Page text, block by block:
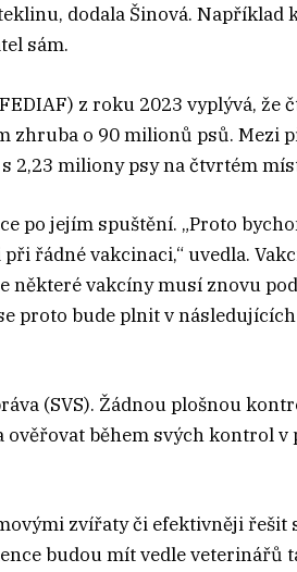
dodala Šinová. Například
sám.
z roku 2023 vyplývá, že
zhruba o 90 milionů psů. Mezi
2,23 miliony psy na čtvrtém
po jejím spuštění. „Proto
řádné vakcinaci,“ uvedla.
některé vakcíny musí znovu
proto bude plnit v
(SVS). Žádnou plošnou
během svých kontrol v
zvířaty či efektivněji řešit
budou mít vedle veterinářů